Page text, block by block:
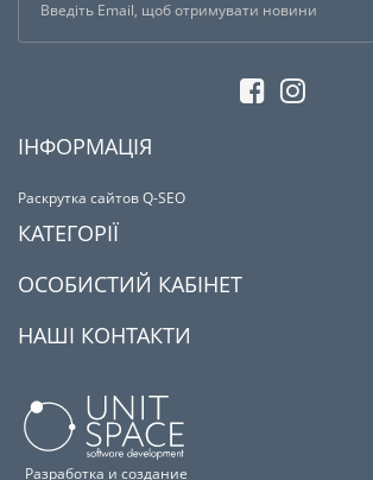
ІНФОРМАЦІЯ
Раскрутка сайтов Q-SEO
КАТЕГОРІЇ
ОСОБИСТИЙ КАБІНЕТ
НАШІ КОНТАКТИ
Разработка и создание